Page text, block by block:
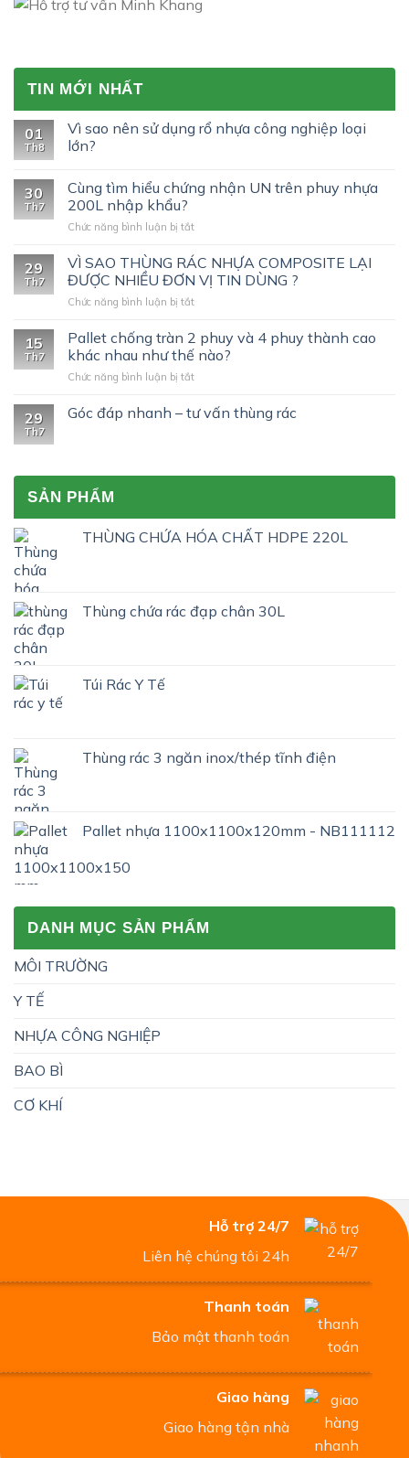
TIN MỚI NHẤT
01
Th8
Vì sao nên sử dụng rổ nhựa công nghiệp loại
lớn?
30
Th7
Cùng tìm hiểu chứng nhận UN trên phuy nhựa
200L nhập khẩu?
Chức năng bình luận bị tắtở
tìm
hiểu
chứng
nhận
trên
phuy
200L
khẩu?
29
Th7
VÌ SAO THÙNG RÁC NHỰA COMPOSITE LẠI
ĐƯỢC NHIỀU ĐƠN VỊ TIN DÙNG ?
Chức năng bình luận bị tắtở
SAO
THÙNG
RÁC
NHỰA
LẠI
?
15
Th7
Pallet chống tràn 2 phuy và 4 phuy thành cao
khác nhau như thế nào?
Chức năng bình luận bị tắtở
chống
tràn
cao
khác
nào?
29
Th7
Góc đáp nhanh – tư vấn thùng rác
SẢN PHẨM
THÙNG CHỨA HÓA CHẤT HDPE 220L
Thùng chứa rác đạp chân 30L
Túi Rác Y Tế
Thùng rác 3 ngăn inox/thép tĩnh điện
Pallet nhựa 1100x1100x120mm - NB111112
DANH MỤC SẢN PHẨM
MÔI TRƯỜNG
Y TẾ
NHỰA CÔNG NGHIỆP
BAO BÌ
CƠ KHÍ
Hỗ trợ 24/7
Liên hệ chúng tôi 24h
Thanh toán
Bảo mật thanh toán
Giao hàng
Giao hàng tận nhà